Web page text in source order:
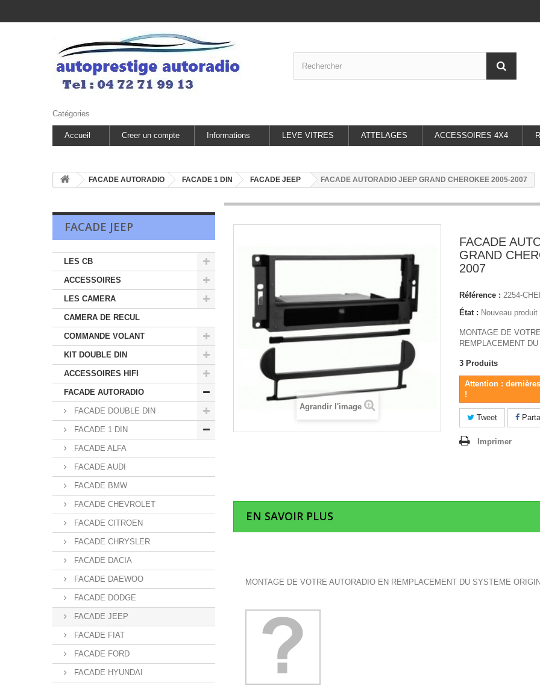
Catégories
Accueil Creer un compte Informations LEVE VITRES ATTELAGES ACCESSOIRES 4X4
FACADE AUTORADIO FACADE 1 DIN FACADE JEEP FACADE AUTORADIO JEEP GRAND CHEROKEE 2005-2007
FACADE JEEP
LES CB
ACCESSOIRES
LES CAMERA
CAMERA DE RECUL
COMMANDE VOLANT
KIT DOUBLE DIN
ACCESSOIRES HIFI
FACADE AUTORADIO
FACADE DOUBLE DIN
FACADE 1 DIN
FACADE ALFA
FACADE AUDI
FACADE BMW
FACADE CHEVROLET
FACADE CITROEN
FACADE CHRYSLER
FACADE DACIA
FACADE DAEWOO
FACADE DODGE
FACADE JEEP
FACADE FIAT
FACADE FORD
FACADE HYUNDAI
Agrandir l'image
FACADE
GRAND
2007
Référence : 2254-
État : Nouveau produit
MONTAGE DE
REMPLACEMENT
3 Produits
Attention :
!
Tweet
Imprimer
EN SAVOIR PLUS
MONTAGE DE VOTRE AUTORADIO EN REMPLACEMENT DU SYSTEME